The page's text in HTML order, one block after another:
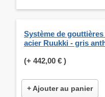
Système de gouttières
acier Ruukki - gris
(+ 442,00 € )
+ Ajouter au panier